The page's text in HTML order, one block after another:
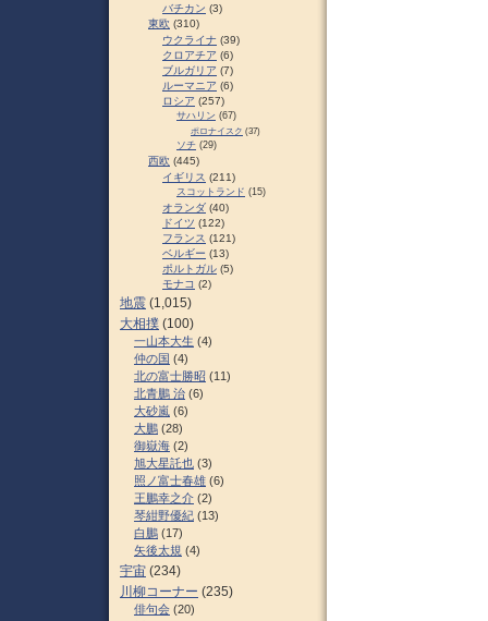
バチカン (3)
東欧 (310)
ウクライナ (39)
クロアチア (6)
ブルガリア (7)
ルーマニア (6)
ロシア (257)
サハリン (67)
ポロナイスク (37)
ソチ (29)
西欧 (445)
イギリス (211)
スコットランド (15)
オランダ (40)
ドイツ (122)
フランス (121)
ベルギー (13)
ポルトガル (5)
モナコ (2)
地震 (1,015)
大相撲 (100)
一山本大生 (4)
仲の国 (4)
北の富士勝昭 (11)
北青鵬 治 (6)
大砂嵐 (6)
大鵬 (28)
御嶽海 (2)
旭大星託也 (3)
照ノ富士春雄 (6)
王鵬幸之介 (2)
琴紺野優紀 (13)
白鵬 (17)
矢後太規 (4)
宇宙 (234)
川柳コーナー (235)
俳句会 (20)